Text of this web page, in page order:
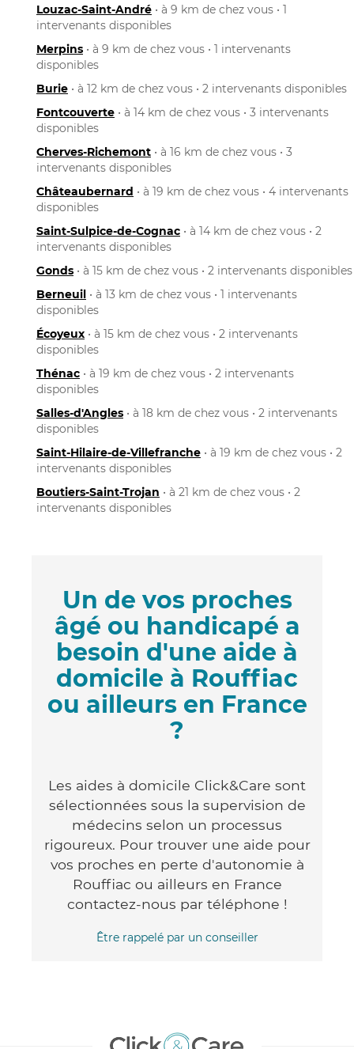
Louzac-Saint-André • à 9 km de chez vous • 1
intervenants disponibles
Merpins • à 9 km de chez vous • 1 intervenants
disponibles
Burie • à 12 km de chez vous • 2 intervenants disponibles
Fontcouverte • à 14 km de chez vous • 3 intervenants
disponibles
Cherves-Richemont • à 16 km de chez vous • 3
intervenants disponibles
Châteaubernard • à 19 km de chez vous • 4 intervenants
disponibles
Saint-Sulpice-de-Cognac • à 14 km de chez vous • 2
intervenants disponibles
Gonds • à 15 km de chez vous • 2 intervenants disponibles
Berneuil • à 13 km de chez vous • 1 intervenants
disponibles
Écoyeux • à 15 km de chez vous • 2 intervenants
disponibles
Thénac • à 19 km de chez vous • 2 intervenants
disponibles
Salles-d'Angles • à 18 km de chez vous • 2 intervenants
disponibles
Saint-Hilaire-de-Villefranche • à 19 km de chez vous • 2
intervenants disponibles
Boutiers-Saint-Trojan • à 21 km de chez vous • 2
intervenants disponibles
Un de vos proches
âgé ou handicapé a
besoin d'une aide à
domicile à Rouffiac
ou ailleurs en France
?
Les aides à domicile Click&Care sont
sélectionnées sous la supervision de
médecins selon un processus
rigoureux. Pour trouver une aide pour
vos proches en perte d'autonomie à
Rouffiac ou ailleurs en France
contactez-nous par téléphone !
Être rappelé par un conseiller